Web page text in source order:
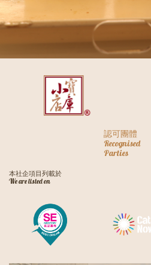
認可團體
Recognised
Parties
本社企項目列載於
We are listed on